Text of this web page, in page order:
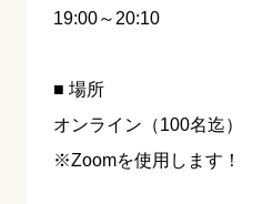
19:00～20:10
■ 場所
オンライン（100名迄）
※Zoomを使用します！